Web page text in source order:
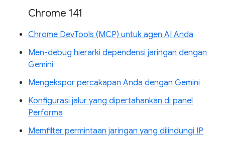
Chrome 141
Chrome DevTools (MCP) untuk agen AI Anda
Men-debug hierarki dependensi jaringan dengan
Gemini
Mengekspor percakapan Anda dengan Gemini
Konfigurasi jalur yang dipertahankan di panel
Performa
Memfilter permintaan jaringan yang dilindungi IP